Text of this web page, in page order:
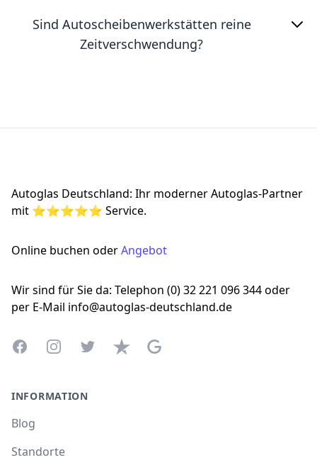
Sind Autoscheibenwerkstätten reine
Zeitverschwendung?
Autoglas Deutschland: Ihr moderner Autoglas-Partner
mit ⭐⭐⭐⭐⭐ Service.
Online buchen oderAngebot
Wir sind für Sie da: Telephon (0) 32 221 096 344 oder
per E-Mail info@autoglas-deutschland.de
FacebookInstagramTwitterTrustpilotGoogle Business Profile
INFORMATION
Blog
Standorte